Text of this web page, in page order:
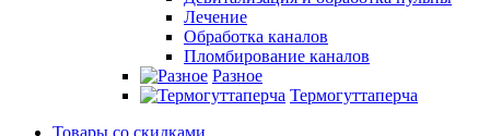
Лечение
Обработка каналов
Пломбирование каналов
Разное
Термогуттаперча
Товары со скидками